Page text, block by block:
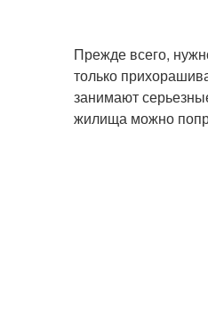
Прежде всего,
только
занимают
жилища можно